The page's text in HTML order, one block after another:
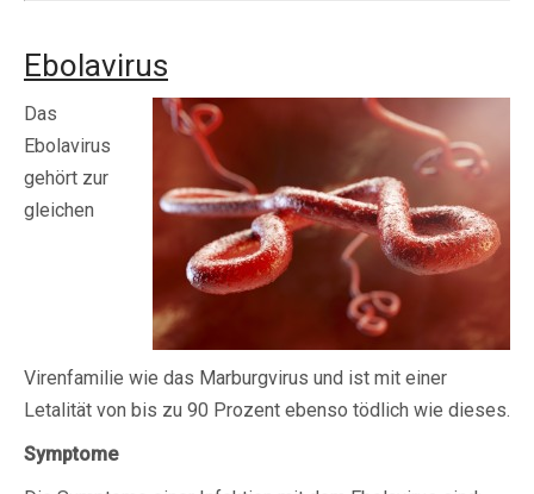
Ebolavirus
Das
Ebolavirus
gehört zur
gleichen
Virenfamilie wie das Marburgvirus und ist mit einer
Letalität von bis zu 90 Prozent ebenso tödlich wie dieses.
Symptome